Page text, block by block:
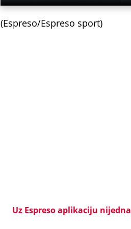
(Espreso/Espreso sport)
Uz Espreso aplikaciju